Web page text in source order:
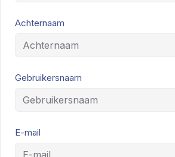
Achternaam
Gebruikersnaam
E-mail